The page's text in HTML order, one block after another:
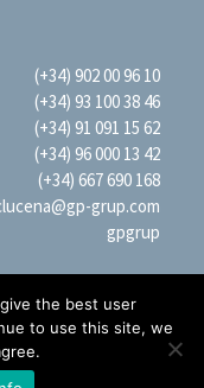
(+34) 902 00 96 10
(+34) 93 100 38 46
(+34) 91 091 15 62
(+34) 96 000 13 42
(+34) 667 690 168
grup.com
gpgrup
(LLC)
the best user
to use this site, we